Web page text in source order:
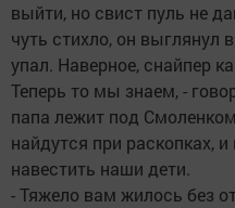
выйти, но свист пуль не
чуть стихло, он выглянул
упал. Наверное, снайпер
Теперь то мы знаем, -
папа лежит под
найдутся при раскопках,
навестить наши дети.
- Тяжело вам жилось без